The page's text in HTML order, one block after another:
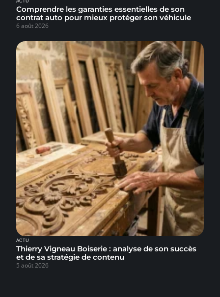
Comprendre les garanties essentielles de son
contrat auto pour mieux protéger son véhicule
6 août 2026
ACTU
Thierry Vigneau Boiserie : analyse de son succès
et de sa stratégie de contenu
5 août 2026